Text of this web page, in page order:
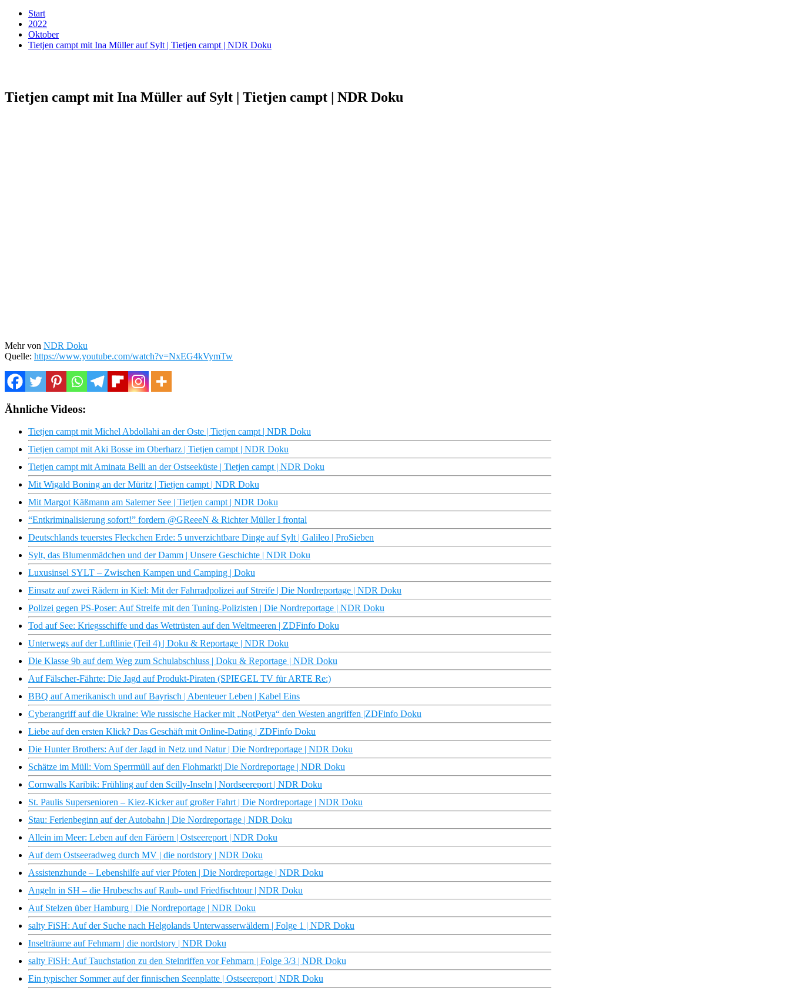
Start
2022
Oktober
Tietjen campt mit Ina Müller auf Sylt | Tietjen campt | NDR Doku
Tietjen campt mit Ina Müller auf Sylt | Tietjen campt | NDR Doku
Mehr von NDR Doku
Quelle: https://www.youtube.com/watch?v=NxEG4kVymTw
Ähnliche Videos:
Tietjen campt mit Michel Abdollahi an der Oste | Tietjen campt | NDR Doku
Tietjen campt mit Aki Bosse im Oberharz | Tietjen campt | NDR Doku
Tietjen campt mit Aminata Belli an der Ostseeküste | Tietjen campt | NDR Doku
Mit Wigald Boning an der Müritz | Tietjen campt | NDR Doku
Mit Margot Käßmann am Salemer See | Tietjen campt | NDR Doku
“Entkriminalisierung sofort!” fordern @GReeeN & Richter Müller I frontal
Deutschlands teuerstes Fleckchen Erde: 5 unverzichtbare Dinge auf Sylt | Galileo | ProSieben
Sylt, das Blumenmädchen und der Damm | Unsere Geschichte | NDR Doku
Luxusinsel SYLT – Zwischen Kampen und Camping | Doku
Einsatz auf zwei Rädern in Kiel: Mit der Fahrradpolizei auf Streife | Die Nordreportage | NDR Doku
Polizei gegen PS-Poser: Auf Streife mit den Tuning-Polizisten | Die Nordreportage | NDR Doku
Tod auf See: Kriegsschiffe und das Wettrüsten auf den Weltmeeren | ZDFinfo Doku
Unterwegs auf der Luftlinie (Teil 4) | Doku & Reportage | NDR Doku
Die Klasse 9b auf dem Weg zum Schulabschluss | Doku & Reportage | NDR Doku
Auf Fälscher-Fährte: Die Jagd auf Produkt-Piraten (SPIEGEL TV für ARTE Re:)
BBQ auf Amerikanisch und auf Bayrisch | Abenteuer Leben | Kabel Eins
Cyberangriff auf die Ukraine: Wie russische Hacker mit „NotPetya“ den Westen angriffen |ZDFinfo Doku
Liebe auf den ersten Klick? Das Geschäft mit Online-Dating | ZDFinfo Doku
Die Hunter Brothers: Auf der Jagd in Netz und Natur | Die Nordreportage | NDR Doku
Schätze im Müll: Vom Sperrmüll auf den Flohmarkt| Die Nordreportage | NDR Doku
Cornwalls Karibik: Frühling auf den Scilly-Inseln | Nordseereport | NDR Doku
St. Paulis Supersenioren – Kiez-Kicker auf großer Fahrt | Die Nordreportage | NDR Doku
Stau: Ferienbeginn auf der Autobahn | Die Nordreportage | NDR Doku
Allein im Meer: Leben auf den Färöern | Ostseereport | NDR Doku
Auf dem Ostseeradweg durch MV | die nordstory | NDR Doku
Assistenzhunde – Lebenshilfe auf vier Pfoten | Die Nordreportage | NDR Doku
Angeln in SH – die Hrubeschs auf Raub- und Friedfischtour | NDR Doku
Auf Stelzen über Hamburg | Die Nordreportage | NDR Doku
salty FiSH: Auf der Suche nach Helgolands Unterwasserwäldern | Folge 1 | NDR Doku
Inselträume auf Fehmarn | die nordstory | NDR Doku
salty FiSH: Auf Tauchstation zu den Steinriffen vor Fehmarn | Folge 3/3 | NDR Doku
Ein typischer Sommer auf der finnischen Seenplatte | Ostseereport | NDR Doku